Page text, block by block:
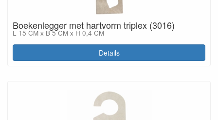
Boekenlegger met hartvorm triplex (3016)
L 15 CM x B 5 CM x H 0,4 CM
Details